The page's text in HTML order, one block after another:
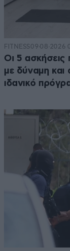
FITNESS09·08·2026
Οι 5 ασκήσεις
με δύναμη
ιδανικό